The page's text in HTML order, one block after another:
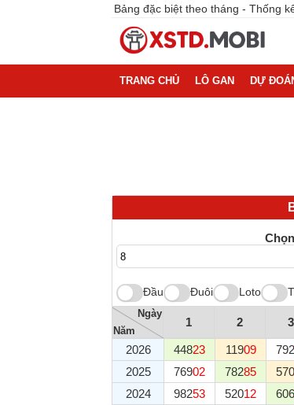
Bảng đặc biệt theo tháng - Thống
TRANG CHỦ LÔ GAN DỰ
Đầu Đuôi Loto
Ngày
Năm
1 2 3
2026 44823 11909 792
2025
76902 78285 570
2024
98253 52012 606